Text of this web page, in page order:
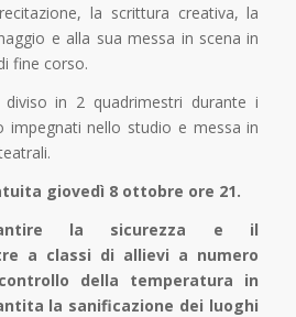
la scrittura creativa, la
e alla sua messa in scena in
fine corso.
diviso in 2 quadrimestri durante i
impegnati nello studio e messa in
giovedì 8 ottobre ore 21.
la sicurezza e il
a classi di allievi a numero
della temperatura in
la sanificazione dei luoghi